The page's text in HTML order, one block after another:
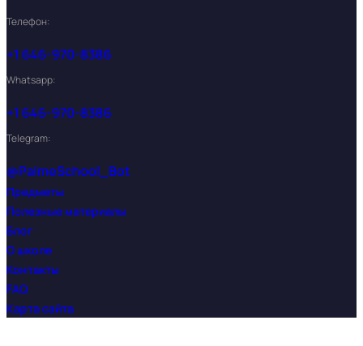
Телефон:
+1 646-970-8386
Whatsapp:
+1 646-970-8386
Telegram:
@PalmeSchool_Bot
Предметы
Полезные материалы
Блог
О школе
Контакты
FAQ
Карта сайта